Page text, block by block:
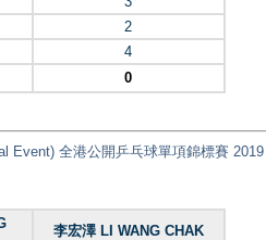
2
4
0
Event) 全港公開乒乓球單項錦標賽 2019
李宏澤 LI WANG CHAK